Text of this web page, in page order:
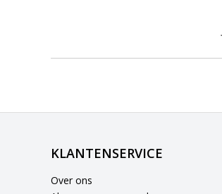
KLANTENSERVICE
Over ons